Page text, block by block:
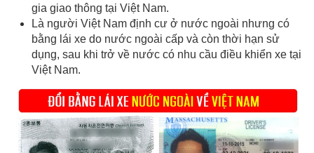
gia giao thông tại Việt Nam.
Là người Việt Nam định cư ở nước ngoài nhưng có
bằng lái xe do nước ngoài cấp và còn thời hạn sử
dụng, sau khi trở về nước có nhu cầu điều khiển xe tại
Việt Nam.